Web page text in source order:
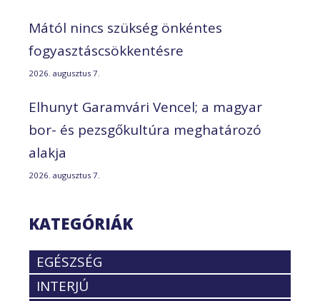
Mától nincs szükség önkéntes
fogyasztáscsökkentésre
2026. augusztus 7.
Elhunyt Garamvári Vencel; a magyar
bor- és pezsgőkultúra meghatározó
alakja
2026. augusztus 7.
KATEGÓRIÁK
EGÉSZSÉG
INTERJÚ